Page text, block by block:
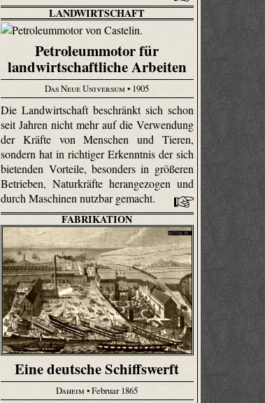
LANDWIRTSCHAFT
Petroleummotor für
landwirtschaftliche Arbeiten
Das Neue Universum • 1905
Die Landwirtschaft beschränkt sich schon
seit Jahren nicht mehr auf die Verwendung
der Kräfte von Menschen und Tieren,
sondern hat in richtiger Erkenntnis der sich
bietenden Vorteile, besonders in größeren
Betrieben, Naturkräfte herangezogen und
durch Maschinen nutzbar gemacht.
FABRIKATION
Eine deutsche Schiffswerft
Daheim• Februar 1865